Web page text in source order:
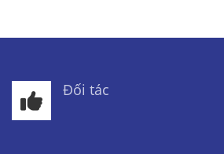
Đối tác